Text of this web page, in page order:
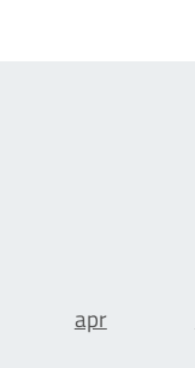
apr